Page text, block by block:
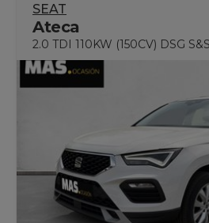
SEAT
Ateca
2.0 TDI 110KW (150CV) DSG